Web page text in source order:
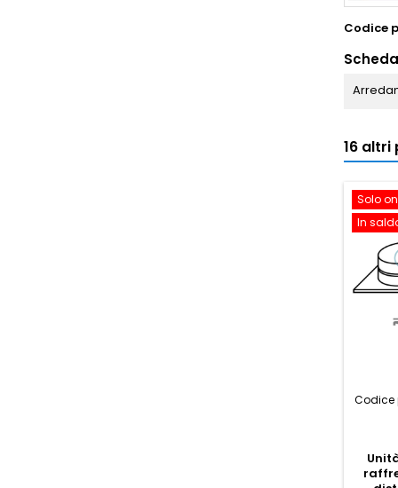
Codice
16
Solo
In
Codice